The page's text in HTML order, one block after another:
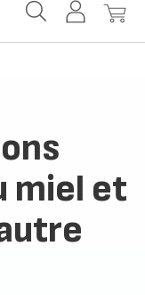
MonMon
miel et